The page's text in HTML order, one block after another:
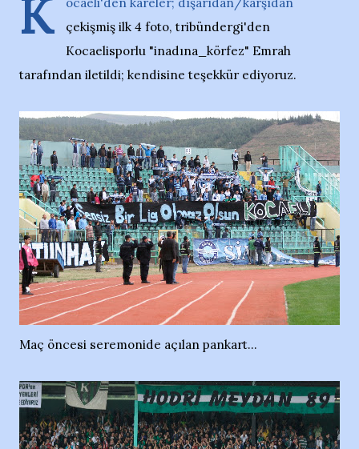
K
çekişmiş ilk 4 foto, tribündergi'den
Kocaelisporlu "inadına_körfez" Emrah
tarafından iletildi; kendisine teşekkür ediyoruz.
Maç öncesi seremonide açılan pankart...